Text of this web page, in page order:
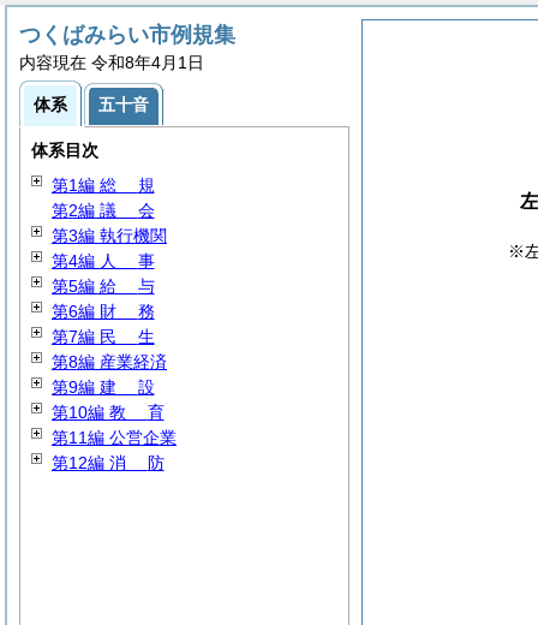
※
つくばみらい市例規集
内容現在 令和8年4月1日
体系 五十音
体系目次
第1編 総 規
第2編 議 会
第3編 執行機関
第4編 人 事
第5編 給 与
第6編 財 務
第7編 民 生
第8編 産業経済
第9編 建 設
第10編 教 育
第11編 公営企業
第12編 消 防